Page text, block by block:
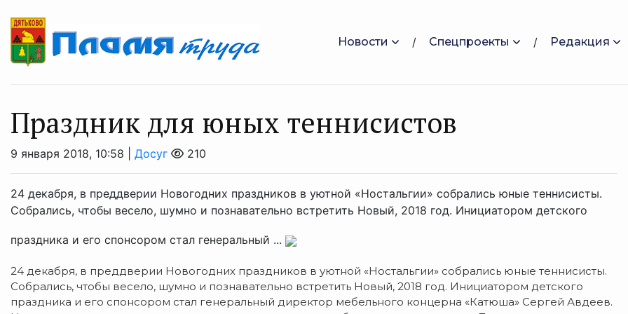
Новости Спецпроекты Редакция
Праздник для юных теннисистов
9 января 2018, 10:58 | Досуг 210
24 декабря, в преддверии Новогодних праздников в уютной «Ностальгии» собрались юные теннисисты.
Собрались, чтобы весело, шумно и познавательно встретить Новый, 2018 год. Инициатором детского
праздника и его спонсором стал генеральный ...
24 декабря, в преддверии Новогодних праздников в уютной «Ностальгии» собрались юные теннисисты.
Собрались, чтобы весело, шумно и познавательно встретить Новый, 2018 год. Инициатором детского
праздника и его спонсором стал генеральный директор мебельного концерна «Катюша» Сергей Авдеев.